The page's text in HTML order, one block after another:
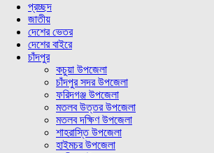
প্রচ্ছদ
জাতীয়
দেশের ভেতর
দেশের বাইরে
চাঁদপুর
কচুয়া উপজেলা
চাঁদপুর সদর উপজেলা
ফরিদগঞ্জ উপজেলা
মতলব উত্তর উপজেলা
মতলব দক্ষিণ উপজেলা
শাহরাস্তি উপজেলা
হাইমচর উপজেলা